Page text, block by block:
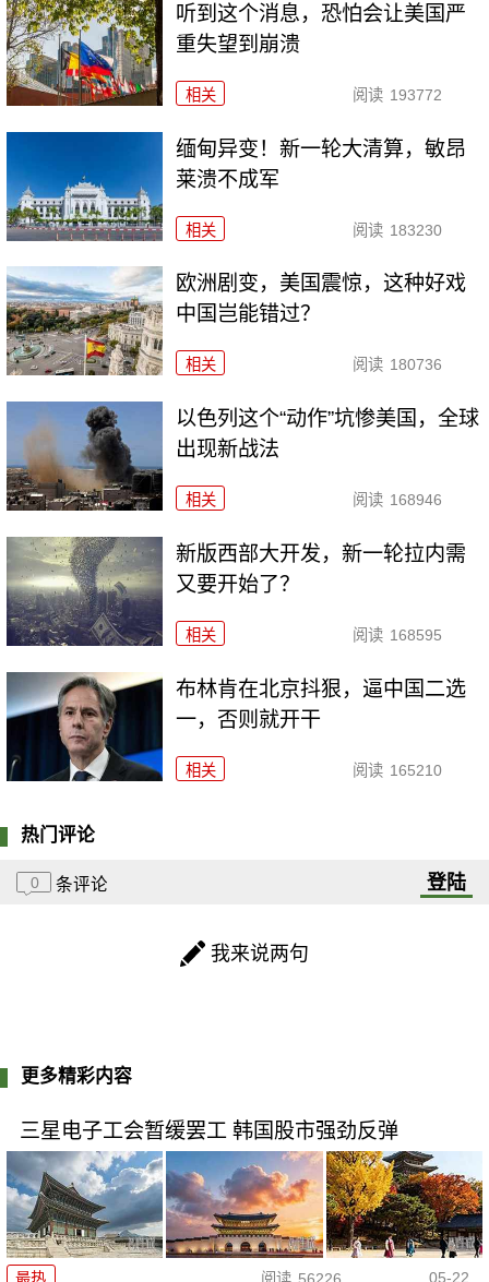
听到这个消息，恐怕会让美国严
重失望到崩溃
相关 阅读 193772
缅甸异变！新一轮大清算，敏昂
莱溃不成军
相关 阅读 183230
欧洲剧变，美国震惊，这种好戏
中国岂能错过？
相关 阅读 180736
以色列这个“动作”坑惨美国，全球
出现新战法
相关 阅读 168946
新版西部大开发，新一轮拉内需
又要开始了？
相关 阅读 168595
布林肯在北京抖狠，逼中国二选
一，否则就开干
相关 阅读 165210
热门评论
0 条评论 登陆
我来说两句
更多精彩内容
三星电子工会暂缓罢工 韩国股市强劲反弹
05-22